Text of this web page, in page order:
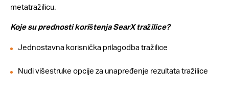
metatražilicu.
Koje su prednosti korištenja SearX tražilice?
Jednostavna korisnička prilagodba tražilice
Nudi višestruke opcije za unapređenje rezultata tražilice